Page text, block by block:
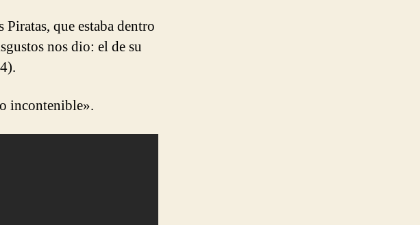
que estaba dentro
nos dio: el de su
incontenible».